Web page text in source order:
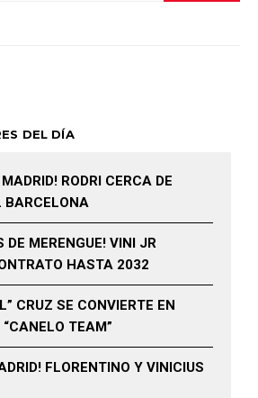
DEL DÍA
RODRI CERCA DE
BARCELONA
DE MERENGUE! VINI JR
HASTA 2032
CRUZ SE CONVIERTE EN
TEAM”
FLORENTINO Y VINICIUS